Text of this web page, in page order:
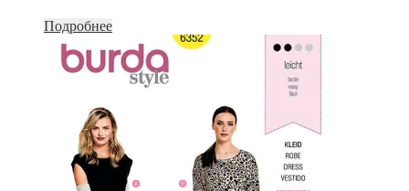
Подробнее